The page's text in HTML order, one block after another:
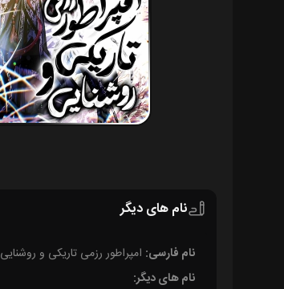
نام های دیگر
نام فارسی: امپراطور رزمی تاریکی و روشنایی
نام های دیگر: